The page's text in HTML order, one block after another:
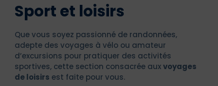
Sport et loisirs
Que vous soyez passionné de randonnées,
adepte des voyages à vélo ou amateur
d’excursions pour pratiquer des activités
sportives, cette section consacrée auxvoyages
de loisirs est faite pour vous.